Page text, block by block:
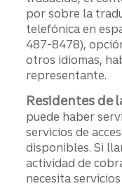
por sobre la
telefónica en
487-8478),
otros idiomas,
representante.
Residentes de
puede haber
servicios de
disponibles. Si
actividad de
necesita